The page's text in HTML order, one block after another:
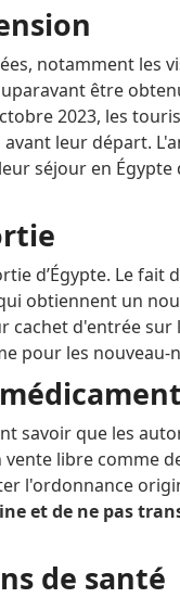
notamment les
être
2023, les
leur départ.
séjour en Égypte
d’Égypte. Le fait
obtiennent un
cachet d'entrée
pour les nouveau-
savoir que les
libre comme
l'ordonnance
et de ne pas
de santé